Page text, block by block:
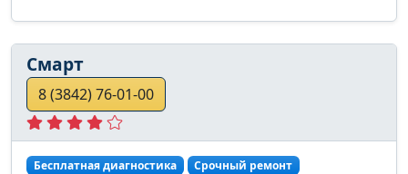
Смарт
8 (3842) 76-01-00
Бесплатная диагностика Срочный ремонт